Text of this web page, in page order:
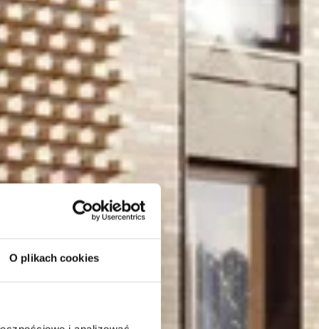
O plikach cookies